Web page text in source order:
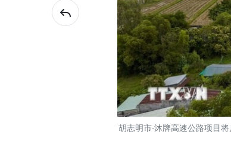
胡志明市-沐牌高速公路项目